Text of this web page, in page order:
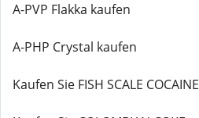
A-PVP Flakka kaufen
A-PHP Crystal kaufen
Kaufen Sie FISH SCALE COCAINE